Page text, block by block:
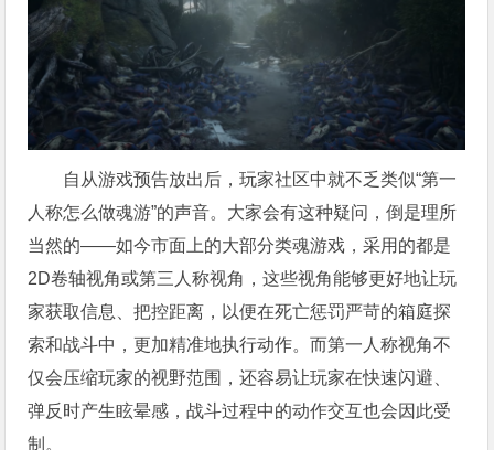
自从游戏预告放出后，玩家社区中就不乏类似“第一
人称怎么做魂游”的声音。大家会有这种疑问，倒是理所
当然的——如今市面上的大部分类魂游戏，采用的都是
2D卷轴视角或第三人称视角，这些视角能够更好地让玩
家获取信息、把控距离，以便在死亡惩罚严苛的箱庭探
索和战斗中，更加精准地执行动作。而第一人称视角不
仅会压缩玩家的视野范围，还容易让玩家在快速闪避、
弹反时产生眩晕感，战斗过程中的动作交互也会因此受
制。